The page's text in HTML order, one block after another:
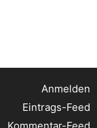
Anmelden
Eintrags-Feed